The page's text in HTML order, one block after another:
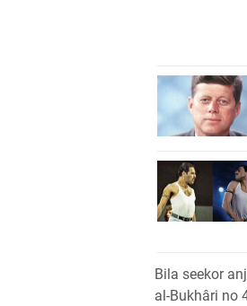
Bila seekor
al-Bukhâri no